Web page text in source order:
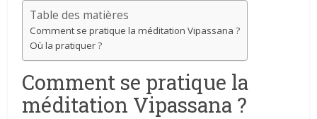
Table des matières
Comment se pratique la méditation Vipassana ?
Où la pratiquer ?
Comment se pratique la
méditation Vipassana ?